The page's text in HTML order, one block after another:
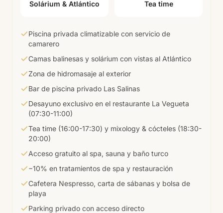
cócteles, y el spa (con sauna, baño turco y
compromisos y buscan la experiencia completa
del Volcán Lanzarote.
Solárium & Atlántico Tea time
Piscina privada climatizable con servicio de
camarero
Camas balinesas y solárium con vistas al Atlántico
Zona de hidromasaje al exterior
Bar de piscina privado Las Salinas
Desayuno exclusivo en el restaurante La Vegueta
(07:30-11:00)
Tea time (16:00-17:30) y mixology & cócteles (18:30-
20:00)
Acceso gratuito al spa, sauna y baño turco
−10% en tratamientos de spa y restauración
Cafetera Nespresso, carta de sábanas y bolsa de
playa
Parking privado con acceso directo